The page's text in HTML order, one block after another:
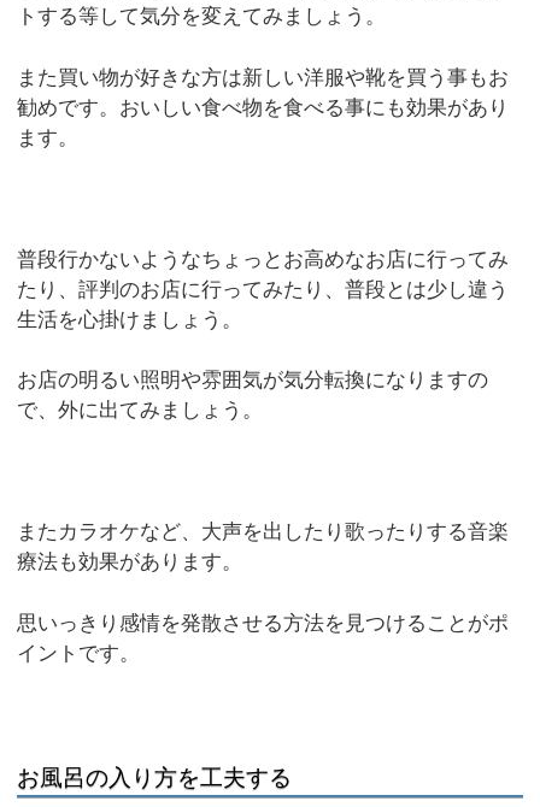
トする等して気分を変えてみましょう。
また買い物が好きな方は新しい洋服や靴を買う事もお
勧めです。おいしい食べ物を食べる事にも効果があり
ます。
普段行かないようなちょっとお高めなお店に行ってみ
たり、評判のお店に行ってみたり、普段とは少し違う
生活を心掛けましょう。
お店の明るい照明や雰囲気が気分転換になりますの
で、外に出てみましょう。
またカラオケなど、大声を出したり歌ったりする音楽
療法も効果があります。
思いっきり感情を発散させる方法を見つけることがポ
イントです。
お風呂の入り方を工夫する